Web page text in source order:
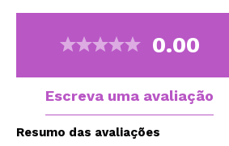
0.00
Escreva uma avaliação
Resumo das avaliações